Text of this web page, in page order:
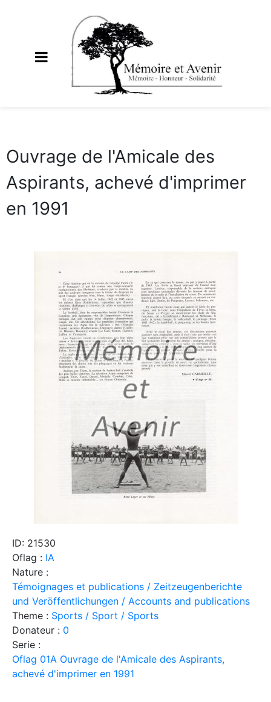
Ouvrage de l'Amicale des
Aspirants, achevé d'imprimer
en 1991
ID: 21530
Oflag : IA
Nature :
Témoignages et publications / Zeitzeugenberichte
und Veröffentlichungen / Accounts and publications
Theme : Sports / Sport / Sports
Donateur : 0
Serie :
Oflag 01A Ouvrage de l'Amicale des Aspirants,
achevé d'imprimer en 1991